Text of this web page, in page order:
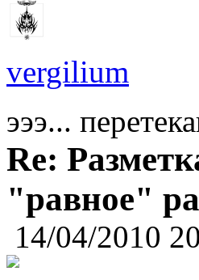
vergilium
эээ...
Re:
"равное"
14/04/2010